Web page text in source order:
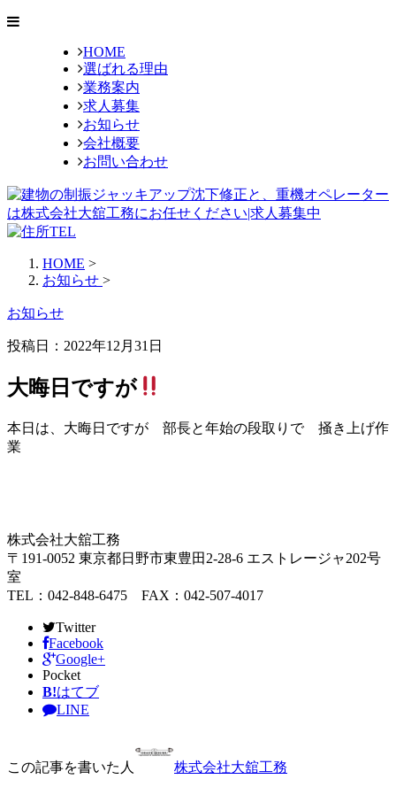
HOME
選ばれる理由
業務案内
求人募集
お知らせ
会社概要
お問い合わせ
HOME >
お知らせ >
お知らせ
投稿日： 2022年12月31日
大晦日ですが
本日は、大晦日ですが 部長と年始の段取りで 掻き上げ作
業
株式会社大舘工務
〒191-0052 東京都日野市東豊田2-28-6 エストレージャ202号
室
TEL：042-848-6475 FAX：042-507-4017
Twitter
Facebook
Google+
Pocket
B!はてブ
LINE
この記事を書いた人 株式会社大舘工務